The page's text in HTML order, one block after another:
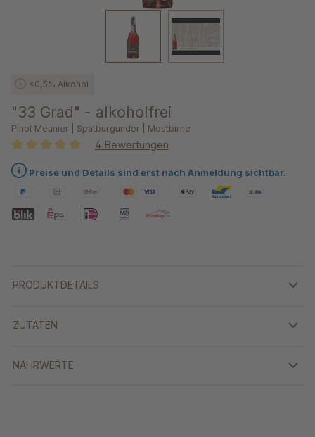
<0,5% Alkohol
"33 Grad" - alkoholfrei
Pinot Meunier | Spätburgunder | Mostbirne
Durchschnittliche Bewertung von 5 von 5 Sternen
4 Bewertungen
Preise und Details sind erst nach Anmeldung sichtbar.
PRODUKTDETAILS
ZUTATEN
NÄHRWERTE